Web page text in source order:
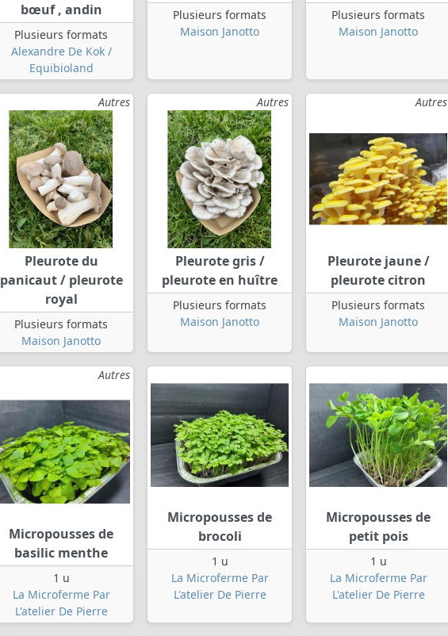
bœuf , andin
Plusieurs formats
Alexandre De Kok /
Equibioland
Plusieurs formats
Maison Janotto
Plusieurs formats
Maison Janotto
Autres
Pleurote du
panicaut / pleurote
royal
Plusieurs formats
Maison Janotto
Autres
Pleurote gris /
pleurote en huître
Plusieurs formats
Maison Janotto
Autres
Pleurote jaune /
pleurote citron
Plusieurs formats
Maison Janotto
Autres
Micropousses de
basilic menthe
1 u
La Microferme Par
L'atelier De Pierre
Micropousses de
brocoli
1 u
La Microferme Par
L'atelier De Pierre
Micropousses de
petit pois
1 u
La Microferme Par
L'atelier De Pierre